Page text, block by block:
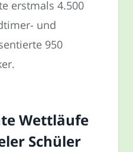
erstmals 4.500
und
950
Wettläufe
Schüler